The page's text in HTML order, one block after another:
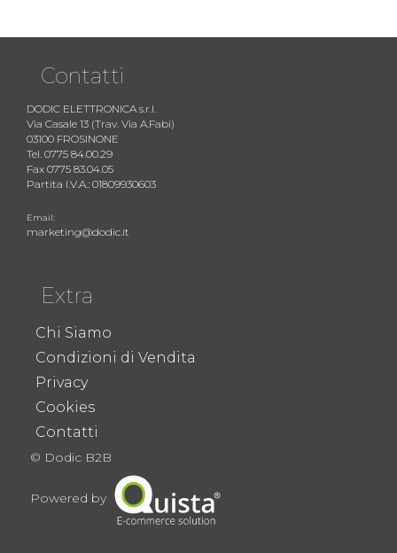
Contatti
DODIC ELETTRONICA s.r.l.
Via Casale 13 (Trav. Via A.Fabi)
03100 FROSINONE
Tel. 0775 84.00.29
Fax 0775 83.04.05
Partita I.V.A.: 01809930603
Email:
marketing@dodic.it
Extra
Chi Siamo
Condizioni di Vendita
Privacy
Cookies
Contatti
© Dodic B2B
Powered by